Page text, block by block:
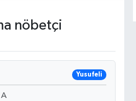
nöbetçi
Yusufeli
A